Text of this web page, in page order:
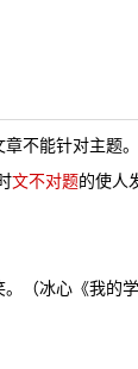
不能针对主题。
文不对题的使人
（冰心《我的学